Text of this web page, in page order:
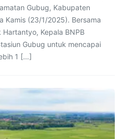
Gubug, Kabupaten
Kamis (23/1/2025). Bersama
Kepala BNPB
Gubug untuk mencapai
1 […]